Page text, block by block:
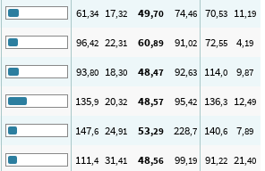
61,34 17,32 49,70 74,46 70,53 11,19
96,42 22,31 60,89 91,02 72,55 4,19
93,80 18,30 48,47 92,63 114,0 9,87
135,9 20,32 48,57 95,42 136,3 12,49
147,6 24,91 53,29 228,7 140,6 7,89
111,4 31,41 48,56 99,19 91,22 21,40